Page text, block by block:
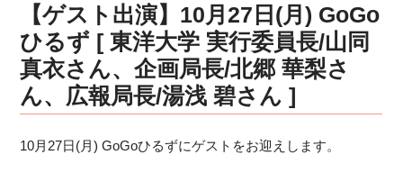
【ゲスト出演】10月27日(月) GoGo
ひるず [ 東洋大学 実行委員長/山同
真衣さん、企画局長/北郷 華梨さ
ん、広報局長/湯浅 碧さん ]
10月27日(月) GoGoひるずにゲストをお迎えします。